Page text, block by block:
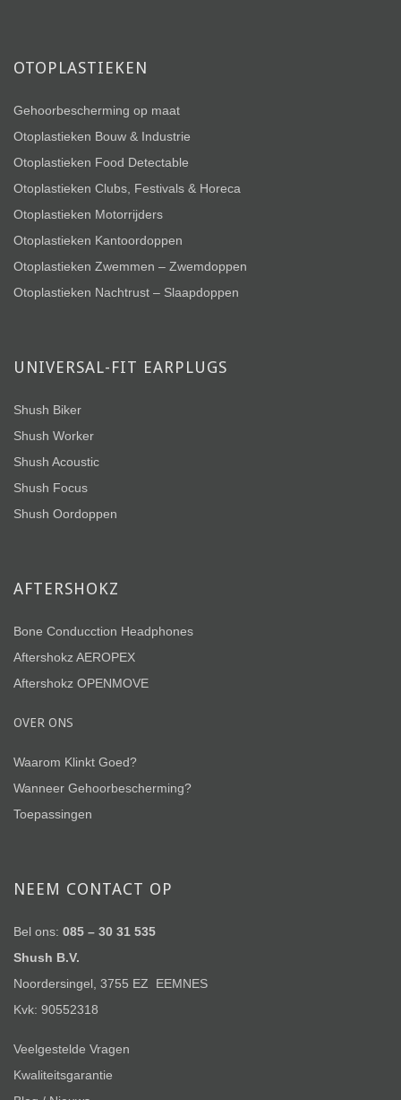
OTOPLASTIEKEN
Gehoorbescherming op maat
Otoplastieken Bouw & Industrie
Otoplastieken Food Detectable
Otoplastieken Clubs, Festivals & Horeca
Otoplastieken Motorrijders
Otoplastieken Kantoordoppen
Otoplastieken Zwemmen – Zwemdoppen
Otoplastieken Nachtrust – Slaapdoppen
UNIVERSAL-FIT EARPLUGS
Shush Biker
Shush Worker
Shush Acoustic
Shush Focus
Shush Oordoppen
AFTERSHOKZ
Bone Conducction Headphones
Aftershokz AEROPEX
Aftershokz OPENMOVE
OVER ONS
Waarom Klinkt Goed?
Wanneer Gehoorbescherming?
Toepassingen
NEEM CONTACT OP
Bel ons: 085 – 30 31 535
Shush B.V.
Noordersingel, 3755 EZ EEMNES
Kvk: 90552318
Veelgestelde Vragen
Kwaliteitsgarantie